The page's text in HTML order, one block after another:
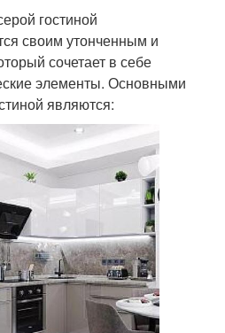
гостиной
своим утонченным и
сочетает в себе
элементы. Основными
являются: